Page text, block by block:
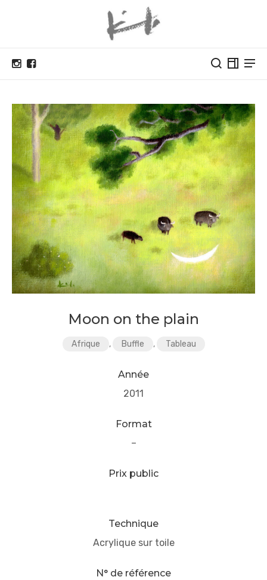
Moon on the plain
Afrique , Buffle , Tableau
Année
2011
Format
–
Prix public
Technique
Acrylique sur toile
N° de référence